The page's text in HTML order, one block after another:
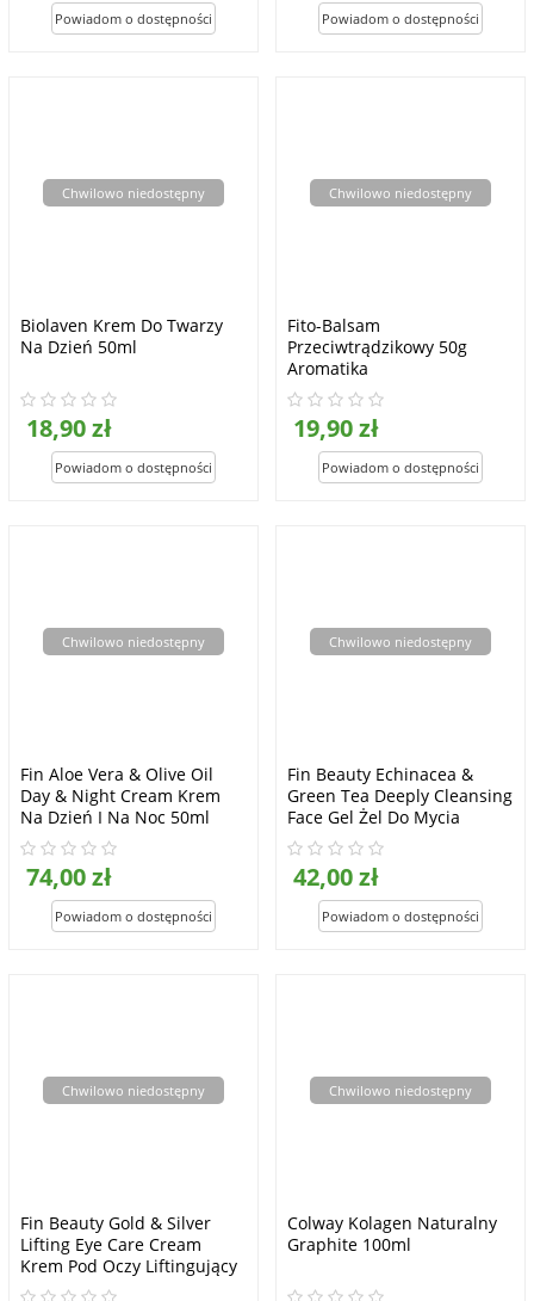
Chwilowo niedostępny
Biolaven Krem Do Twarzy
Na Dzień 50ml
18,90 zł
Chwilowo niedostępny
Fito-Balsam
Przeciwtrądzikowy 50g
Aromatika
19,90 zł
Chwilowo niedostępny
Fin Aloe Vera & Olive Oil
Day & Night Cream Krem
Na Dzień I Na Noc 50ml
74,00 zł
Chwilowo niedostępny
Fin Beauty Echinacea &
Green Tea Deeply Cleansing
Face Gel Żel Do Mycia
Twarzy 200g
42,00 zł
Chwilowo niedostępny
Fin Beauty Gold & Silver
Lifting Eye Care Cream
Krem Pod Oczy Liftingujący
15ml
Chwilowo niedostępny
Colway Kolagen Naturalny
Graphite 100ml